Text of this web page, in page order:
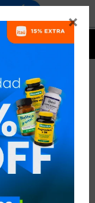

RECOMENDADOS